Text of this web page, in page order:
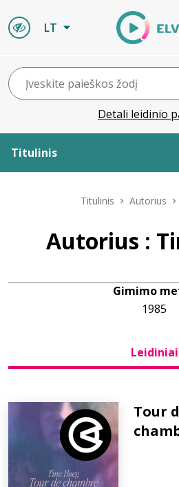
LT
Detali leidinio
Titulinis
Leidiniai
Titulinis Autorius
Autorius :
Gimimo
1985
Leidiniai
Tour